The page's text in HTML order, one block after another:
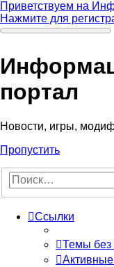
Приветствуем на
Нажмите для
портал
Новости, игры,
Пропустить
Ссылки
Темы без